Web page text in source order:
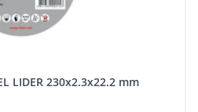
LIDER 230x2.3x22.2 mm